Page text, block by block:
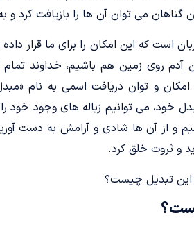
گناهان می توان آن ها را بازیافت کرد و
است که این امکان را برای ما قرار داده
روی زمین هم باشیم، خداوند
و توان دریافت اسمی به نام
می توانیم زباله های وجود خود را
و از آن ها شادی و آرامش به دست
و ثروت خلق کرد.
این تبدیل چیست؟